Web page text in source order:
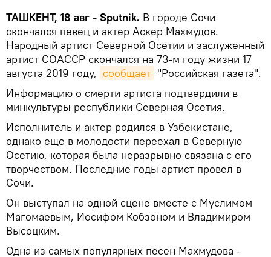
ТАШКЕНТ, 18 авг - Sputnik. В городе Сочи
скончался певец и актер Аскер Махмудов.
Народный артист Северной Осетии и заслуженный
артист СОАССР скончался на 73-м году жизни 17
августа 2019 году, сообщает "Российская газета".
Информацию о смерти артиста подтвердили в
минкультуры республики Северная Осетия.
Исполнитель и актер родился в Узбекистане,
однако еще в молодости переехал в Северную
Осетию, которая была неразрывно связана с его
творчеством. Последние годы артист провел в
Сочи.
Он выступал на одной сцене вместе с Муслимом
Магомаевым, Иосифом Кобзоном и Владимиром
Высоцким.
Одна из самых популярных песен Махмудова -